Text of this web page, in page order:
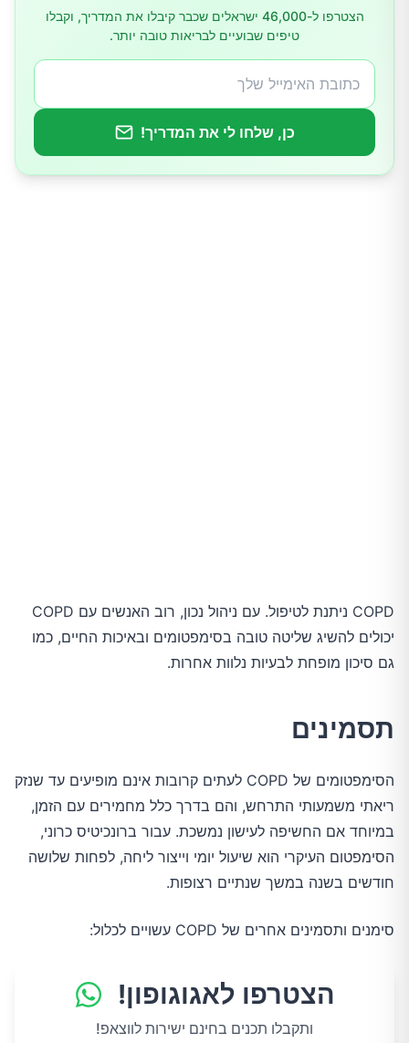
תאופילין
אנטיביוטיקה
הצטרפו ל-46,000 ישראלים שכבר קיבלו את המדריך, וקבלו
טיפים שבועיים לבריאות טובה יותר.
כן, שלחו לי את המדריך!
COPD ניתנת לטיפול. עם ניהול נכון, רוב האנשים עם COPD
יכולים להשיג שליטה טובה בסימפטומים ובאיכות החיים, כמו
גם סיכון מופחת לבעיות נלוות אחרות.
תסמינים
הסימפטומים של COPD לעתים קרובות אינם מופיעים עד שנזק
ריאתי משמעותי התרחש, והם בדרך כלל מחמירים עם הזמן,
במיוחד אם החשיפה לעישון נמשכת. עבור ברונכיטיס כרוני,
הסימפטום העיקרי הוא שיעול יומי וייצור ליחה, לפחות שלושה
חודשים בשנה במשך שנתיים רצופות.
סימנים ותסמינים אחרים של COPD עשויים לכלול:
הצטרפו לאגוגופון!
ותקבלו תכנים בחינם ישירות לווצאפ!